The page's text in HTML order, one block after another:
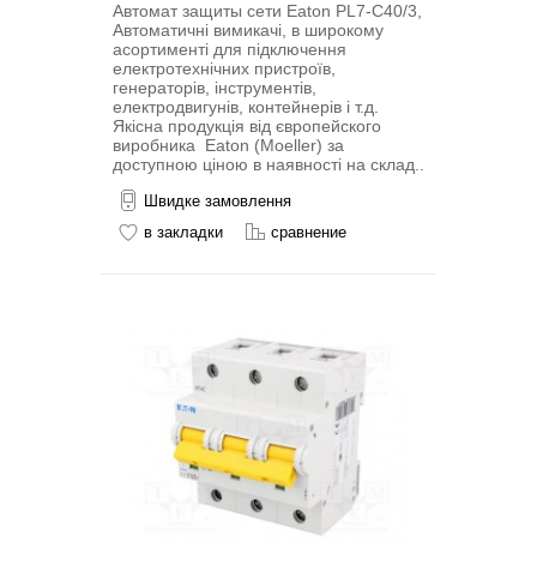
Автомат защиты сети Eaton PL7-C40/3,
Автоматичні вимикачі, в широкому
асортименті для підключення
електротехнічних пристроїв,
генераторів, інструментів,
електродвигунів, контейнерів і т.д.
Якісна продукція від європейского
виробника Eaton (Moeller) за
доступною ціною в наявності на склад..
Швидке замовлення
в закладки
сравнение